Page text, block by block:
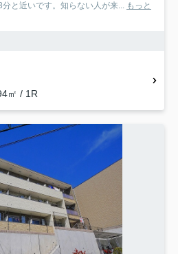
と近いです。知らない人が来... もっと
㎡ / 1R